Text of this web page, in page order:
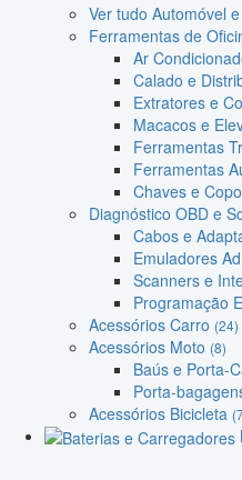
Ver tudo Automóvel
Ferramentas de
Ar
Calado e
Extratores e
Macacos e
Ferramentas
Ferramentas
Chaves e
Diagnóstico OBD e
Cabos e
Emuladores
Scanners e
Programação
Acessórios Carro (24)
Acessórios Moto (8)
Baús e Porta-
Porta-
Acessórios Bicicleta